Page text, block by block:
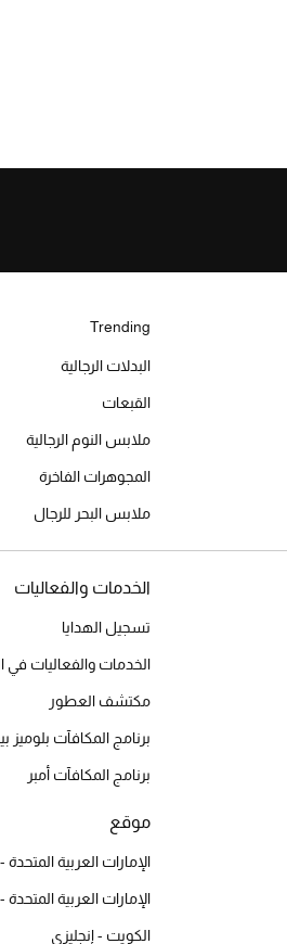
Trending
البدلات الرجالية
القبعات
ملابس النوم الرجالية
المجوهرات الفاخرة
ملابس البحر للرجال
الخدمات والفعاليات
تسجيل الهدايا
الخدمات والفعاليات في
مكتشف العطور
برنامج المكافآت بلوميز
برنامج المكافآت أمبر
موقع
الإمارات العربية المتحدة
الإمارات العربية المتحدة
الكويت - إنجليزي